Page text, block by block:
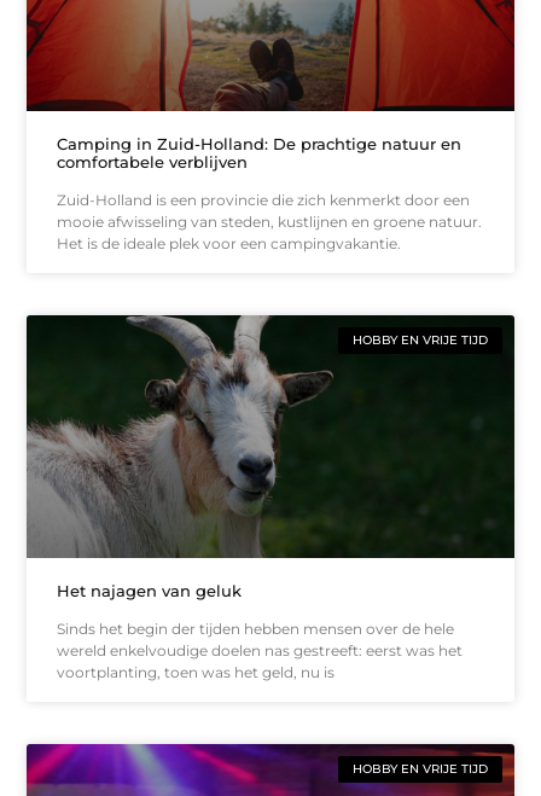
Camping in Zuid-Holland: De prachtige natuur en
comfortabele verblijven
Zuid-Holland is een provincie die zich kenmerkt door een
mooie afwisseling van steden, kustlijnen en groene natuur.
Het is de ideale plek voor een campingvakantie.
HOBBY EN VRIJE TIJD
Het najagen van geluk
Sinds het begin der tijden hebben mensen over de hele
wereld enkelvoudige doelen nas gestreeft: eerst was het
voortplanting, toen was het geld, nu is
HOBBY EN VRIJE TIJD